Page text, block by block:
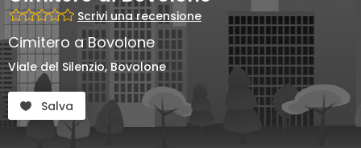
Scrivi una recensione
Cimitero a Bovolone
Viale del Silenzio, Bovolone
Salva